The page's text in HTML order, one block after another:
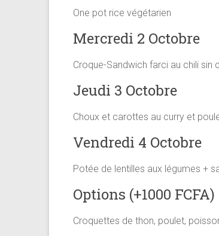
One pot rice végétarien
Mercredi 2 Octobre
Croque-Sandwich farci au chili sin
Jeudi 3 Octobre
Choux et carottes au curry et
Vendredi 4 Octobre
Potée de lentilles aux légumes +
Options (+1000 FCFA)
Croquettes de thon, poulet,